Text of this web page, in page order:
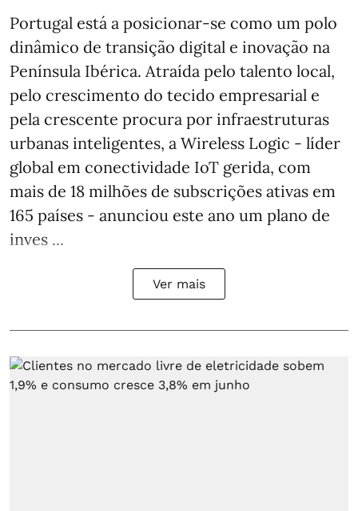
Portugal está a posicionar-se como um polo
dinâmico de transição digital e inovação na
Península Ibérica. Atraída pelo talento local,
pelo crescimento do tecido empresarial e
pela crescente procura por infraestruturas
urbanas inteligentes, a Wireless Logic - líder
global em conectividade IoT gerida, com
mais de 18 milhões de subscrições ativas em
165 países - anunciou este ano um plano de
inves ...
Ver mais